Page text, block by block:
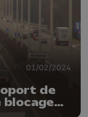
01/02/2024
de